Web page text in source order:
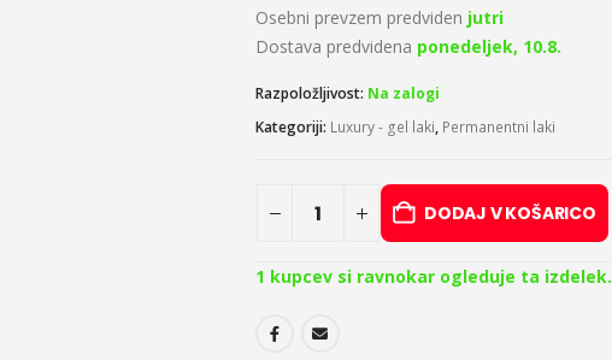
Osebni prevzem predviden jutri
Dostava predvidena ponedeljek, 10.8.
Razpoložljivost: Na zalogi
Kategoriji: Luxury - gel laki, Permanentni laki
DODAJ V KOŠARICO
1 kupcev si ravnokar ogleduje ta izdelek.